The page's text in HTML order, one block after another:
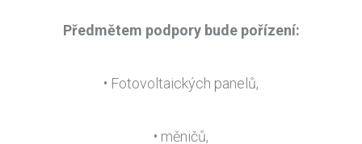
Předmětem podpory bude pořízení:
• Fotovoltaických panelů,
• měničů,